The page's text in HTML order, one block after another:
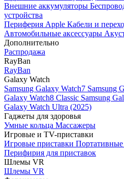
Внешние аккумуляторы
устройства
Периферия Apple Кабели и
Автомобильные аксессуары
Дополнительно
Распродажа
RayBan
RayBan
Galaxy Watch
Samsung Galaxy Watch7 Samsung
Galaxy Watch8 Classic Samsung
Galaxy Watch Ultra (2025)
Гаджеты для здоровья
Умные кольца Массажеры
Игровые и TV-приставки
Игровые приставки Портативные
Перифирия для приставок
Шлемы VR
Шлемы VR